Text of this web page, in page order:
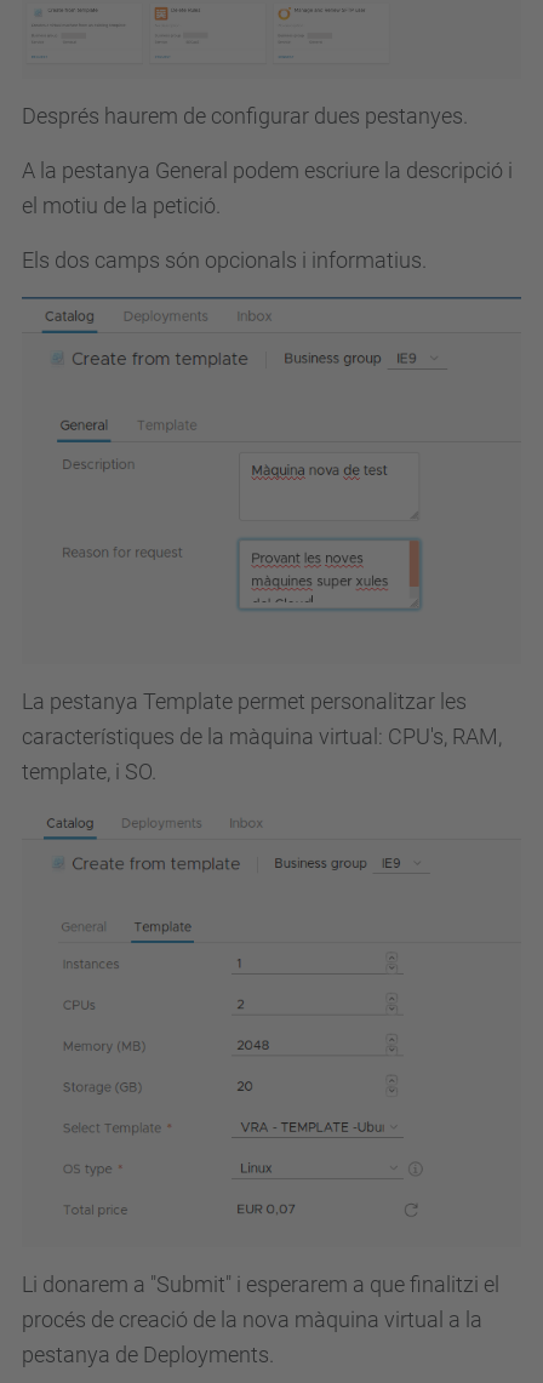
Després haurem de configurar dues pestanyes.
A la pestanya General podem escriure la descripció i
el motiu de la petició.
Els dos camps són opcionals i informatius.
La pestanya Template permet personalitzar les
característiques de la màquina virtual: CPU's, RAM,
template, i SO.
Li donarem a "Submit" i esperarem a que finalitzi el
procés de creació de la nova màquina virtual a la
pestanya de Deployments.